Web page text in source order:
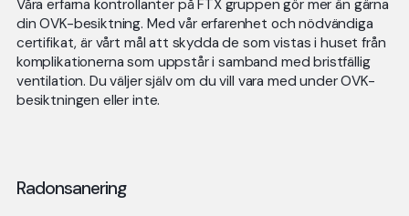
Våra erfarna kontrollanter på FTX gruppen gör mer än gärna
din OVK-besiktning. Med vår erfarenhet och nödvändiga
certifikat, är vårt mål att skydda de som vistas i huset från
komplikationerna som uppstår i samband med bristfällig
ventilation. Du väljer själv om du vill vara med under OVK-
besiktningen eller inte.
Radonsanering